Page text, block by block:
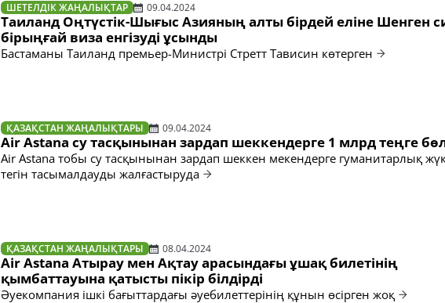
ШЕТЕЛДІК ЖАҢАЛЫҚТАР 09.04.2024
Таиланд Оңтүстік-Шығыс Азияның алты бірдей еліне Шенген
бірыңғай виза енгізуді ұсынды
Бастаманы Таиланд премьер-Министрі Стретт Тависин көтерген
ҚАЗАҚСТАН ЖАҢАЛЫҚТАРЫ 09.04.2024
Air Astana су тасқынынан зардап шеккендерге 1 млрд теңге
Air Astana тобы су тасқынынан зардап шеккен мекендерге гуманитарлық
тегін тасымалдауды жалғастыруда
ҚАЗАҚСТАН ЖАҢАЛЫҚТАРЫ 08.04.2024
Air Astana Атырау мен Ақтау арасындағы ұшақ билетінің
қымбаттауына қатысты пікір білдірді
Әуекомпания ішкі бағыттардағы әуебилеттерінің құнын өсірген жоқ